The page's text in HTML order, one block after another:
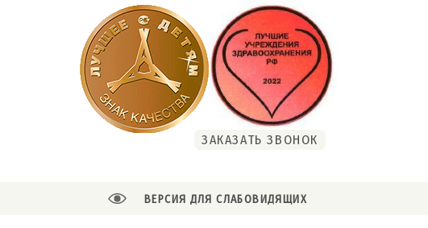
ЗАКАЗАТЬ ЗВОНОК
ВЕРСИЯ ДЛЯ СЛАБОВИДЯЩИХ